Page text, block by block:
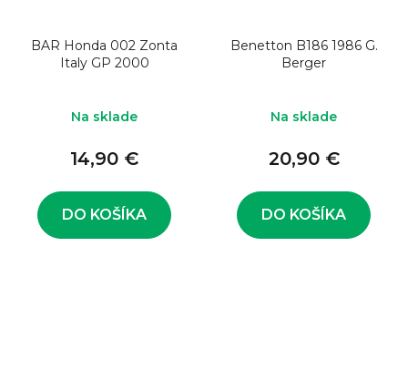
BAR Honda 002 Zonta
Italy GP 2000
Na sklade
14,90 €
DO KOŠÍKA
Benetton B186 1986 G.
Berger
Na sklade
20,90 €
DO KOŠÍKA